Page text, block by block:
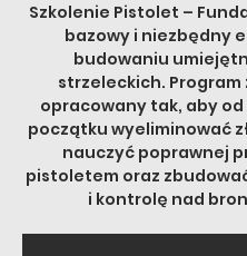
Szkolenie Pistolet –
bazowy i niezbędny
budowaniu
strzeleckich. Program
opracowany tak, aby
początku wyeliminować
nauczyć poprawnej
pistoletem oraz
i kontrolę nad